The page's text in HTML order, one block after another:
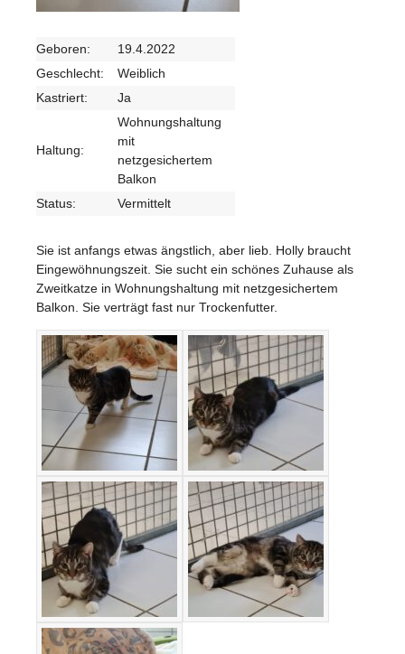
Geboren:
19.4.2022
Geschlecht:
Weiblich
Kastriert:
Ja
Haltung:
Wohnungshaltung
mit
netzgesichertem
Balkon
Status:
Vermittelt
Sie ist anfangs etwas ängstlich, aber lieb. Holly braucht
Eingewöhnungszeit. Sie sucht ein schönes Zuhause als
Zweitkatze in Wohnungshaltung mit netzgesichertem
Balkon. Sie verträgt fast nur Trockenfutter.